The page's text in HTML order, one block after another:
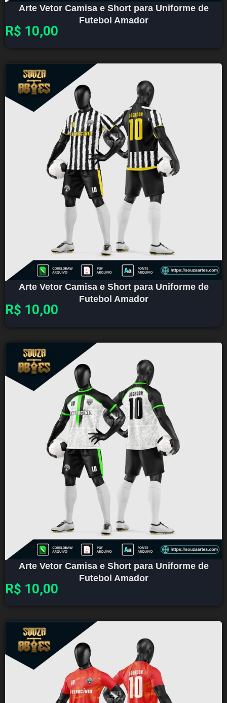
Arte Vetor Camisa e Short para Uniforme de
Futebol Amador
R$ 10,00
Arte Vetor Camisa e Short para Uniforme de
Futebol Amador
R$ 10,00
Arte Vetor Camisa e Short para Uniforme de
Futebol Amador
R$ 10,00